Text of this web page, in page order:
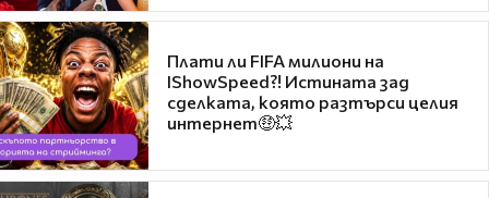
Плати ли FIFA милиони на
IShowSpeed?! Истината зад
сделката, която разтърси целия
интернет🤑💥